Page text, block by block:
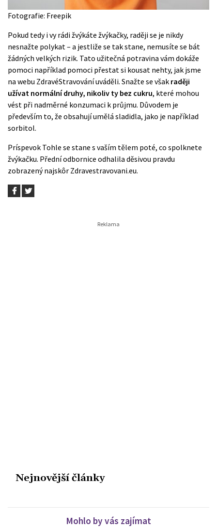
Fotografie: Freepik
Pokud tedy i vy rádi žvýkáte žvýkačky, raději se je nikdy
nesnažte polykat – a jestliže se tak stane, nemusíte se bát
žádných velkých rizik. Tato užitečná potravina vám dokáže
pomoci například pomoci přestat si kousat nehty, jak jsme
na webu ZdravéStravování uváděli. Snažte se však raději
užívat normální druhy, nikoliv ty bez cukru, které mohou
vést při nadměrné konzumaci k průjmu. Důvodem je
především to, že obsahují umělá sladidla, jako je například
sorbitol.
Príspevok Tohle se stane s vaším tělem poté, co spolknete
žvýkačku. Přední odbornice odhalila děsivou pravdu
zobrazený najskôr Zdravestravovani.eu.
Nejnovější články
Mohlo by vás zajímat